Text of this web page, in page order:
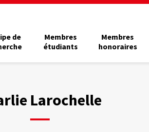
de
Membres
étudiants
Membres
honoraires
Larochelle